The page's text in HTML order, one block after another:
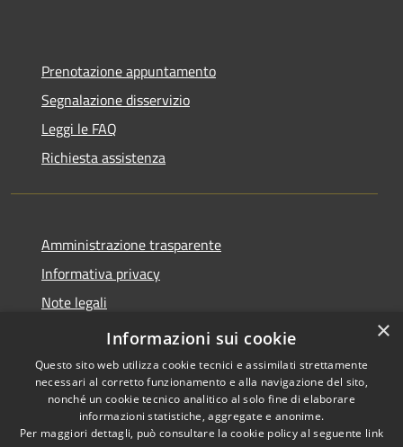
Prenotazione appuntamento
Segnalazione disservizio
Leggi le FAQ
Richiesta assistenza
Amministrazione trasparente
Informativa privacy
Note legali
Dichiarazione di accessibilità
Copyright © 2026 • Comune di
Santo Stefano del Sole •
×
Informazioni sui cookie
Questo sito web utilizza cookie tecnici e assimilati strettamente
necessari al corretto funzionamento e alla navigazione del sito,
nonché un cookie tecnico analitico al solo fine di elaborare
informazioni statistiche, aggregate e anonime.
Per maggiori dettagli, può consultare la cookie policy al seguente link